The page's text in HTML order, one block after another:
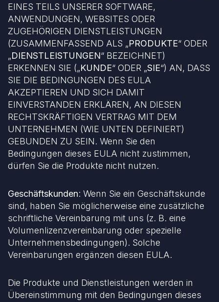
EINES TEILS UNSERER SOFTWARE,
ANWENDUNGEN, WEBSITES ODER
ZUGEHÖRIGEN DIENSTLEISTUNGEN
(ZUSAMMENFASSEND ALS „PRODUKTE“ ODER
„DIENSTLEISTUNGEN“ BEZEICHNET)
ERKENNEN SIE („KUNDE“ ODER „SIE“) AN, DASS
SIE DIE BEDINGUNGEN DES EULA
AKZEPTIEREN UND SICH DAMIT
EINVERSTANDEN ERKLÄREN, AN DIESEN
RECHTSKRÄFTIGEN VERTRAG MIT DEM
UNTERNEHMEN (WIE UNTEN DEFINIERT)
GEBUNDEN ZU SEIN. Wenn Sie den
Bedingungen dieses EULA nicht zustimmen,
dürfen Sie die Produkte nicht nutzen.
Geschäftskunden: Wenn Sie ein Geschäftskunde
sind, haben Sie möglicherweise eine zusätzliche
schriftliche Vereinbarung mit uns (z. B. eine
Volumenlizenzvereinbarung oder spezielle
Unternehmensbedingungen). Solche
Vereinbarungen ergänzen diesen EULA.
Die Produkte und Dienstleistungen werden in
Übereinstimmung mit den Bedingungen dieses